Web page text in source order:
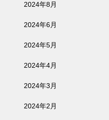
2024年8月
2024年6月
2024年5月
2024年4月
2024年3月
2024年2月